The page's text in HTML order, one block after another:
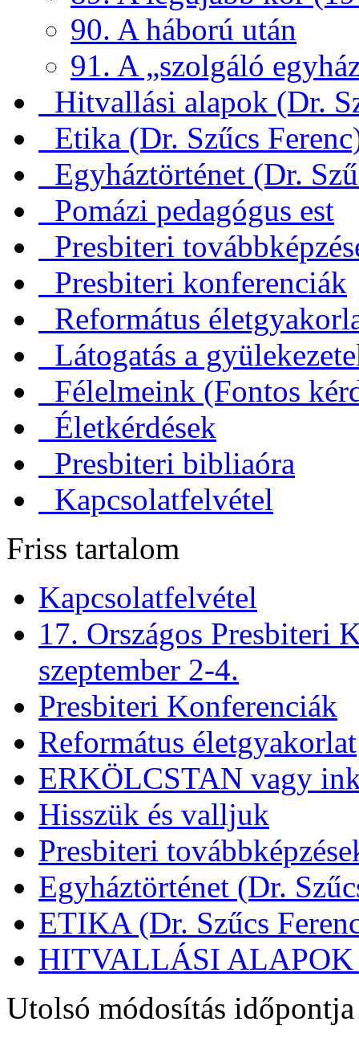
90. A háború után
91. A „szolgáló
Hitvallási alapok (Dr.
Etika (Dr. Szűcs
Egyháztörténet (Dr.
Pomázi pedagógus est
Presbiteri
Presbiteri konferenciák
Református
Látogatás a
Félelmeink (Fontos
Életkérdések
Presbiteri bibliaóra
Kapcsolatfelvétel
Friss tartalom
Kapcsolatfelvétel
17. Országos Presbiteri
szeptember 2-4.
Presbiteri Konferenciák
Református életgyakorlat
ERKÖLCSTAN vagy
Hisszük és valljuk
Presbiteri
Egyháztörténet (Dr.
ETIKA (Dr. Szűcs
HITVALLÁSI ALAPOK
Utolsó módosítás időpontja